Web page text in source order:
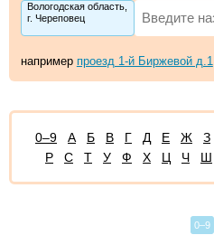
Вологодская область,
г. Череповец
например проезд 1-й Биржевой д.1
0–9 А Б В Г Д Е Ж З
Р
С Т У Ф Х Ц Ч Ш
0–9